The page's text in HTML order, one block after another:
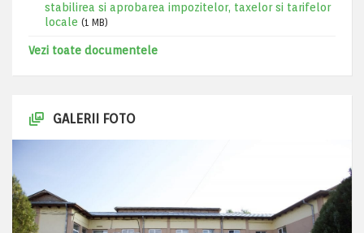
stabilirea si aprobarea impozitelor, taxelor si tarifelor
locale (1 MB)
Vezi toate documentele
GALERII FOTO